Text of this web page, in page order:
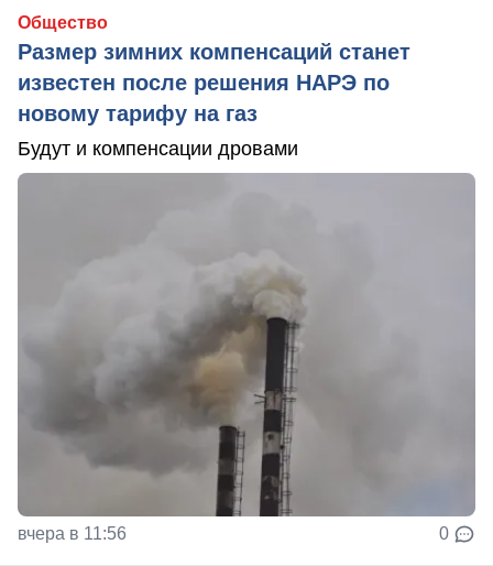
Общество
Размер зимних компенсаций станет
известен после решения НАРЭ по
новому тарифу на газ
Будут и компенсации дровами
вчера в 11:56 0